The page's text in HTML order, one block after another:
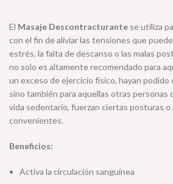
El Masaje Descontracturante se utiliza
con el fin de aliviar las tensiones que
estrés, la falta de descanso o las malas
no solo es altamente recomendado para
un exceso de ejercicio físico, hayan podido
sino también para aquellas otras personas
vida sedentario, fuerzan ciertas posturas
convenientes.
Beneficios:
Activa la circulación sanguínea